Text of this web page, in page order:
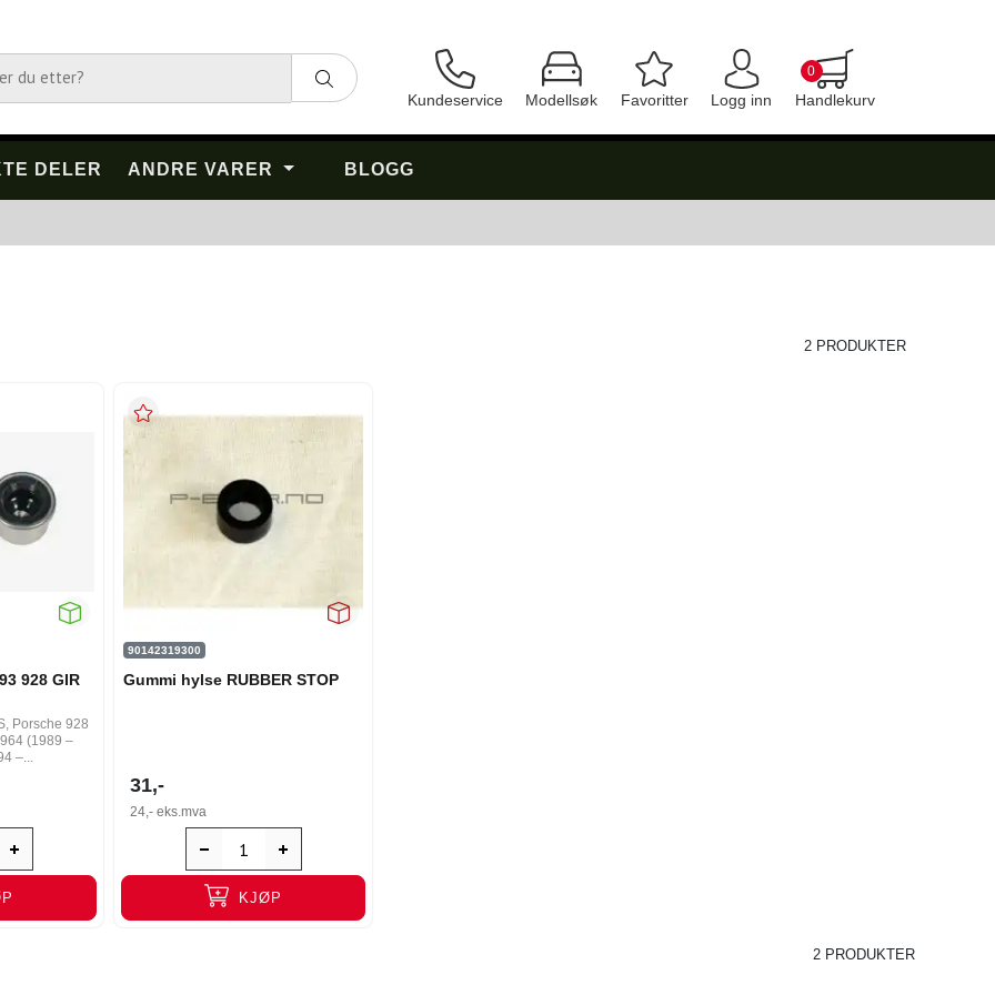
Kundeservice Modellsøk Favoritter Logg inn Handlekurv
0
DELER ANDRE VARER BLOGG
2 PRODUKTER
928 GIR
Porsche 928
(1989 –
–...
90142319300
Gummi hylse RUBBER STOP
31,-
24,- eks.mva
KJØP
2 PRODUKTER